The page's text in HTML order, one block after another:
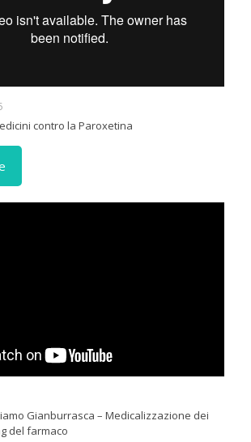
contro la Paroxetina
Gianburrasca – Medicalizzazione dei
del farmaco